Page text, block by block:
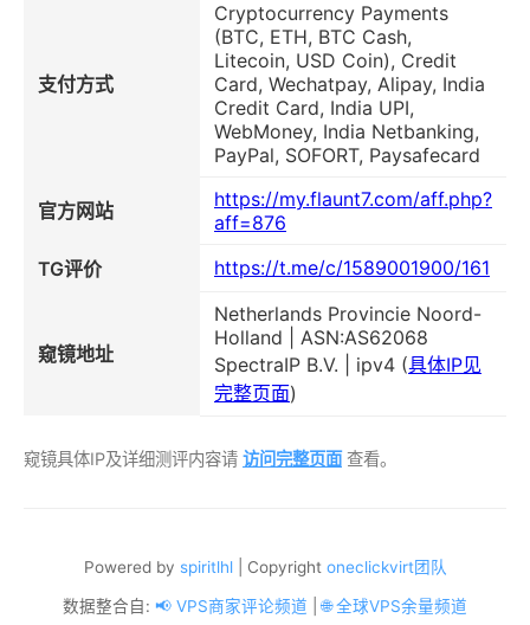
支付方式
Cryptocurrency Payments
(BTC, ETH, BTC Cash,
Litecoin, USD Coin), Credit
Card, Wechatpay, Alipay, India
Credit Card, India UPI,
WebMoney, India Netbanking,
PayPal, SOFORT, Paysafecard
官方网站
https://my.flaunt7.com/aff.php?
aff=876
TG评价
https://t.me/c/1589001900/161
窥镜地址
Netherlands Provincie Noord-
Holland | ASN:AS62068
SpectraIP B.V. | ipv4 (具体IP见
完整页面)
窥镜具体IP及详细测评内容请 访问完整页面查看。
Powered by spiritlhl| Copyright oneclickvirt团队
数据整合自: 📢 VPS商家评论频道 |🌐 全球VPS余量频道